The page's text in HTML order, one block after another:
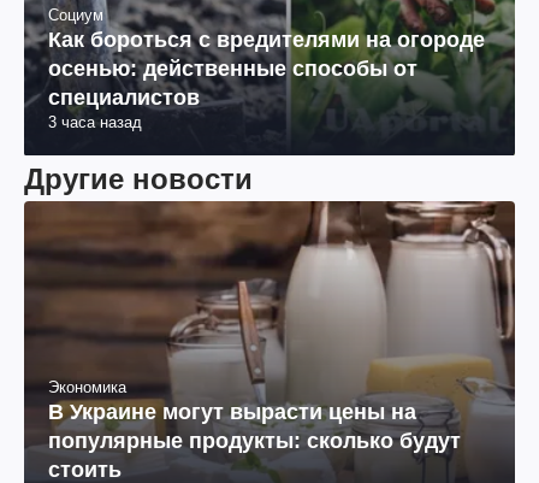
Социум
Как бороться с вредителями на огороде
осенью: действенные способы от
специалистов
3 часа назад
Другие новости
Экономика
В Украине могут вырасти цены на
популярные продукты: сколько будут
стоить